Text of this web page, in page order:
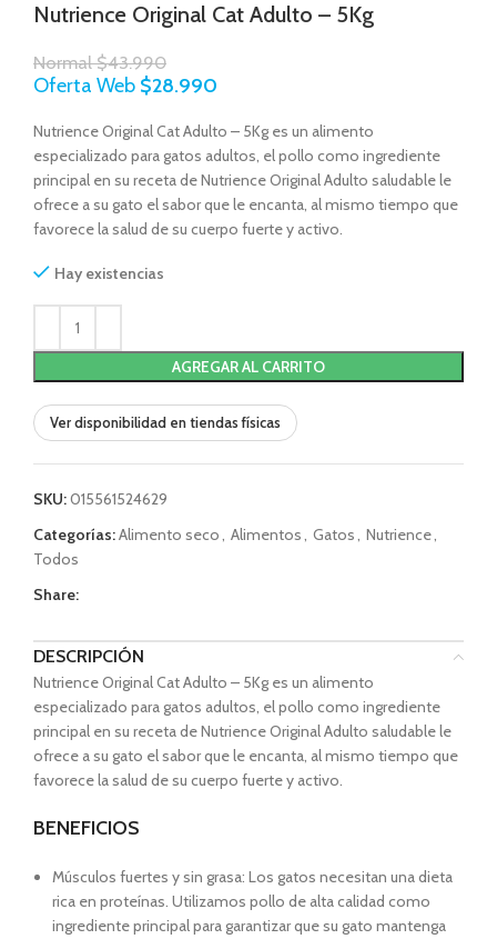
Nutrience Original Cat Adulto – 5Kg
Normal$43.990
Oferta Web $28.990
Nutrience Original Cat Adulto – 5Kg es un alimento
especializado para gatos adultos, el pollo como ingrediente
principal en su receta de Nutrience Original Adulto saludable le
ofrece a su gato el sabor que le encanta, al mismo tiempo que
favorece la salud de su cuerpo fuerte y activo.
Hay existencias
AGREGAR AL CARRITO
Ver disponibilidad en tiendas físicas
SKU:015561524629
Categorías:Alimento seco, Alimentos, Gatos, Nutrience,
Todos
Share:
DESCRIPCIÓN
Nutrience Original Cat Adulto – 5Kg es un alimento
especializado para gatos adultos, el pollo como ingrediente
principal en su receta de Nutrience Original Adulto saludable le
ofrece a su gato el sabor que le encanta, al mismo tiempo que
favorece la salud de su cuerpo fuerte y activo.
BENEFICIOS
Músculos fuertes y sin grasa: Los gatos necesitan una dieta
rica en proteínas. Utilizamos pollo de alta calidad como
ingrediente principal para garantizar que su gato mantenga